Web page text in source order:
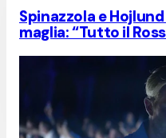
Spinazzola e
maglia: “Tutto il